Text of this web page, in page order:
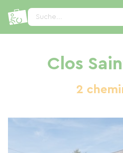
Suche...
Clos
2
Cookie-Einstellungen